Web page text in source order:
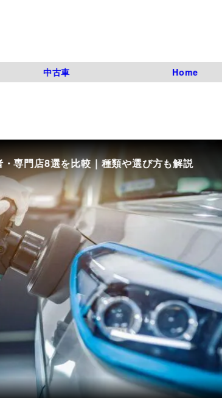
中古車 Home
専門店8選を比較｜種類や選び方も解説